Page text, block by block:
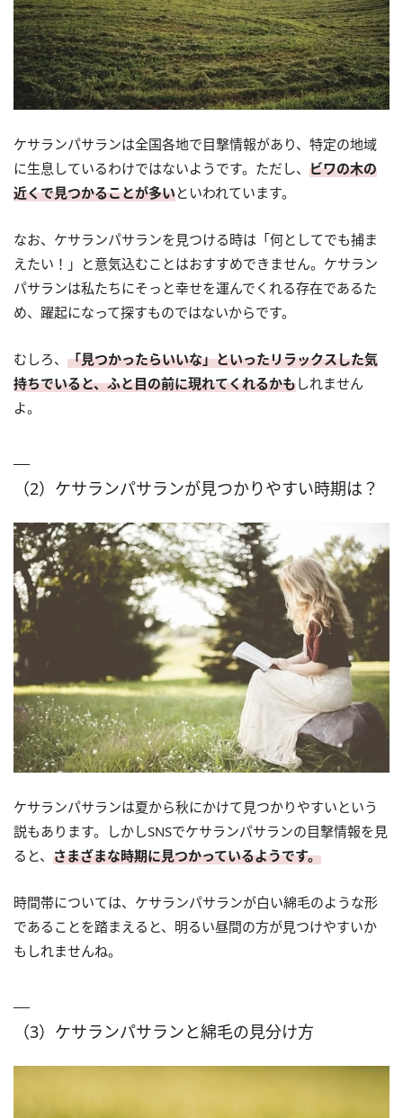
ケサランパサランは全国各地で目撃情報があり、特定の地域
に生息しているわけではないようです。ただし、 ビワの木の
近くで見つかることが多いといわれています。
なお、ケサランパサランを見つける時は「何としてでも捕ま
えたい！」と意気込むことはおすすめできません。ケサラン
パサランは私たちにそっと幸せを運んでくれる存在であるた
め、躍起になって探すものではないからです。
むしろ、 「見つかったらいいな」といったリラックスした気
持ちでいると、ふと目の前に現れてくれるかもしれません
よ。
（2）ケサランパサランが見つかりやすい時期は？
ケサランパサランは夏から秋にかけて見つかりやすいという
説もあります。しかしSNSでケサランパサランの目撃情報を見
ると、 さまざまな時期に見つかっているようです。
時間帯については、ケサランパサランが白い綿毛のような形
であることを踏まえると、明るい昼間の方が見つけやすいか
もしれませんね。
（3）ケサランパサランと綿毛の見分け方